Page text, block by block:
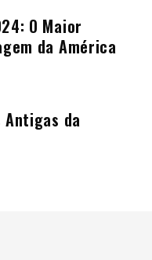
O Maior
da América
Antigas da